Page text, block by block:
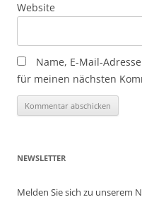
Website
Name, E-Mail-
für meinen nächsten
NEWSLETTER
Melden Sie sich zu unserem